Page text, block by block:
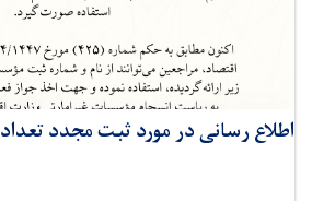
اطلاع رسانی در مورد ثبت مجدد تعداد 94 موسسه داخلی